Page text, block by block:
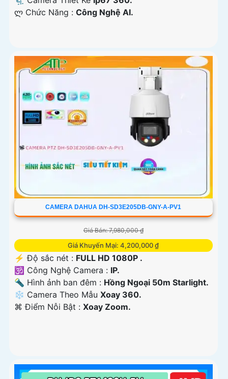
️ლ Chức Năng : Công Nghệ AI.
CAMERA DAHUA DH-SD3E205DB-GNY-A-PV1
Giá Bán: 7,980,000 ₫
Giá Khuyến Mại: 4,200,000 ₫
️⚡ Độ sắc nét : FULL HD 1080P .
🕉️ Công Nghệ Camera : IP.
🔦 Hình ảnh ban đêm : Hồng Ngoại 50m Starlight.
❄ Camera Theo Mẫu Xoay 360.
️⌘ Điểm Nỗi Bật : Xoay Zoom.